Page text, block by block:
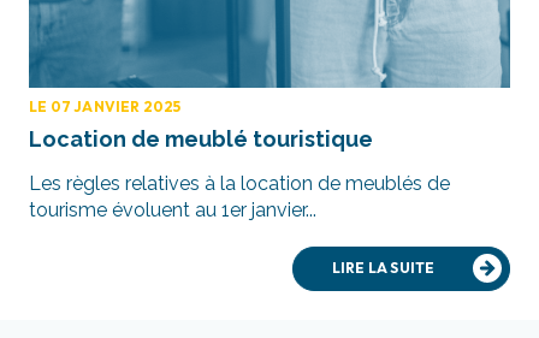
LE 07 JANVIER 2025
Location de meublé touristique
Les règles relatives à la location de meublés de
tourisme évoluent au 1er janvier...
LIRE LA SUITE